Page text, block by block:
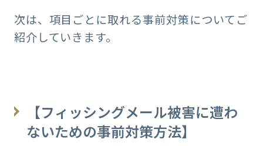
次は、項目ごとに取れる事前対策についてご
紹介していきます。
【フィッシングメール被害に遭わ
ないための事前対策方法】